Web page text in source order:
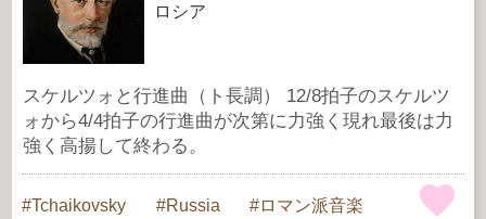
ロシア
スケルツォと行進曲（ト長調） 12/8拍子のスケルツ
ォから4/4拍子の行進曲が次第に力強く現れ最後は力
強く高揚して終わる。
Tchaikovsky Russia ロマン派音楽